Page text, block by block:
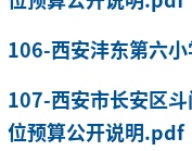
106-西安沣东第六
107-西安市长安区
位预算公开说明.pdf